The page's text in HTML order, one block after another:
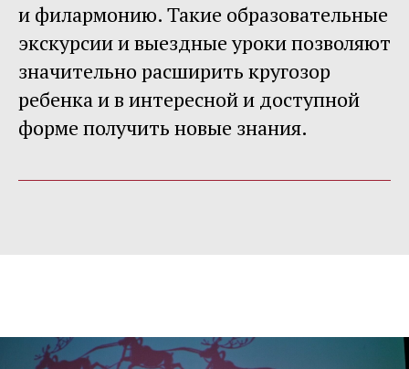
и филармонию. Такие образовательные
экскурсии и выездные уроки позволяют
значительно расширить кругозор
ребенка и в интересной и доступной
форме получить новые знания.